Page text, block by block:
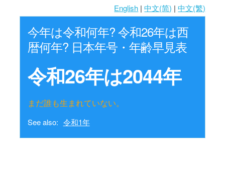
English |中文(简) |中文(繁)
今年は令和何年? 令和26年は西
暦何年? 日本年号・年齢早見表
令和26年は2044年
まだ誰も生まれていない。
See also: 令和1年